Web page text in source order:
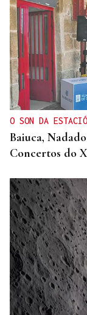
TERCERA
Francisco
pido tener
O SON DA
Baiuca,
Concertos do